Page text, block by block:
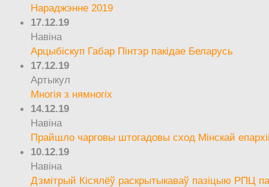
Нараджэнне 2019
17.12.19
Навіна
Арцыбіскуп Габар Пінтэр пакідае Беларусь
17.12.19
Артыкул
Многія з нямногіх
14.12.19
Навіна
Прайшло чарговы штогадовы сход Мінскай
10.12.19
Навіна
Дзмітрый Кісялёў раскрытыкаваў пазіцыю РПЦ